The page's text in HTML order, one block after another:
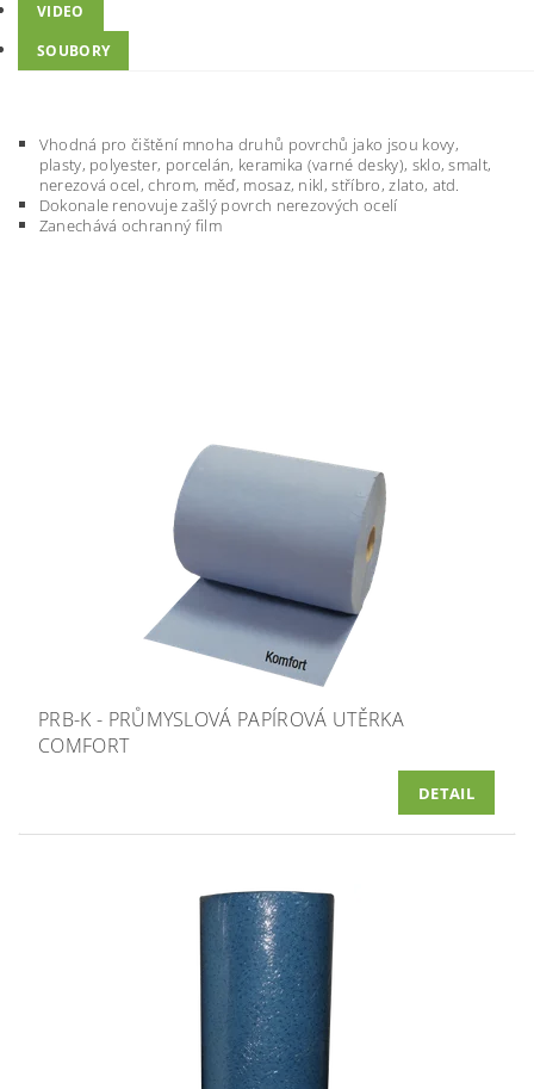
VIDEO
SOUBORY
Vhodná pro čištění mnoha druhů povrchů jako jsou kovy,
plasty, polyester, porcelán, keramika (varné desky), sklo, smalt,
nerezová ocel, chrom, měď, mosaz, nikl, stříbro, zlato, atd.
Dokonale renovuje zašlý povrch nerezových ocelí
Zanechává ochranný film
PRB-K - PRŮMYSLOVÁ PAPÍROVÁ UTĚRKA
COMFORT
DETAIL